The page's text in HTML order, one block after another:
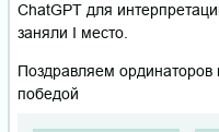
ChatGPT для
заняли I место.
Поздравляем ординаторов
победой